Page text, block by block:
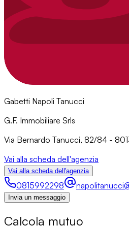
Gabetti Napoli Tanucci
G.F. Immobiliare Srls
Via Bernardo Tanucci, 82/84 -
Vai alla scheda dell'agenzia
Vai alla scheda dell'agenzia
0815992298
Invia un messaggio
Calcola mutuo